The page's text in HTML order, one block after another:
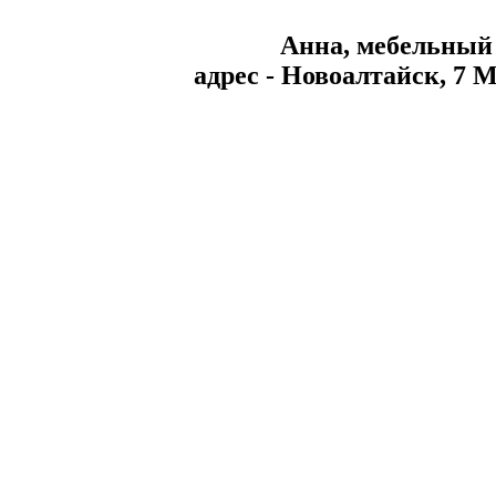
Анна, мебельный
aдрес - Новоалтайск, 7